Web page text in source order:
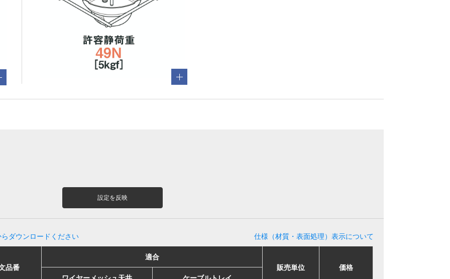
設定を反映
ダウンロードください 仕様（材質・表面処理）表示について
販売単位
価格
品番
適合
販売単位
価格
販売単位
価格
品番
適合
販売単位
価格